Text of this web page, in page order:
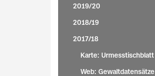
2019/20
2018/19
2017/18
Karte: Urmesstischblatt
Web: Gewaltdatensätze